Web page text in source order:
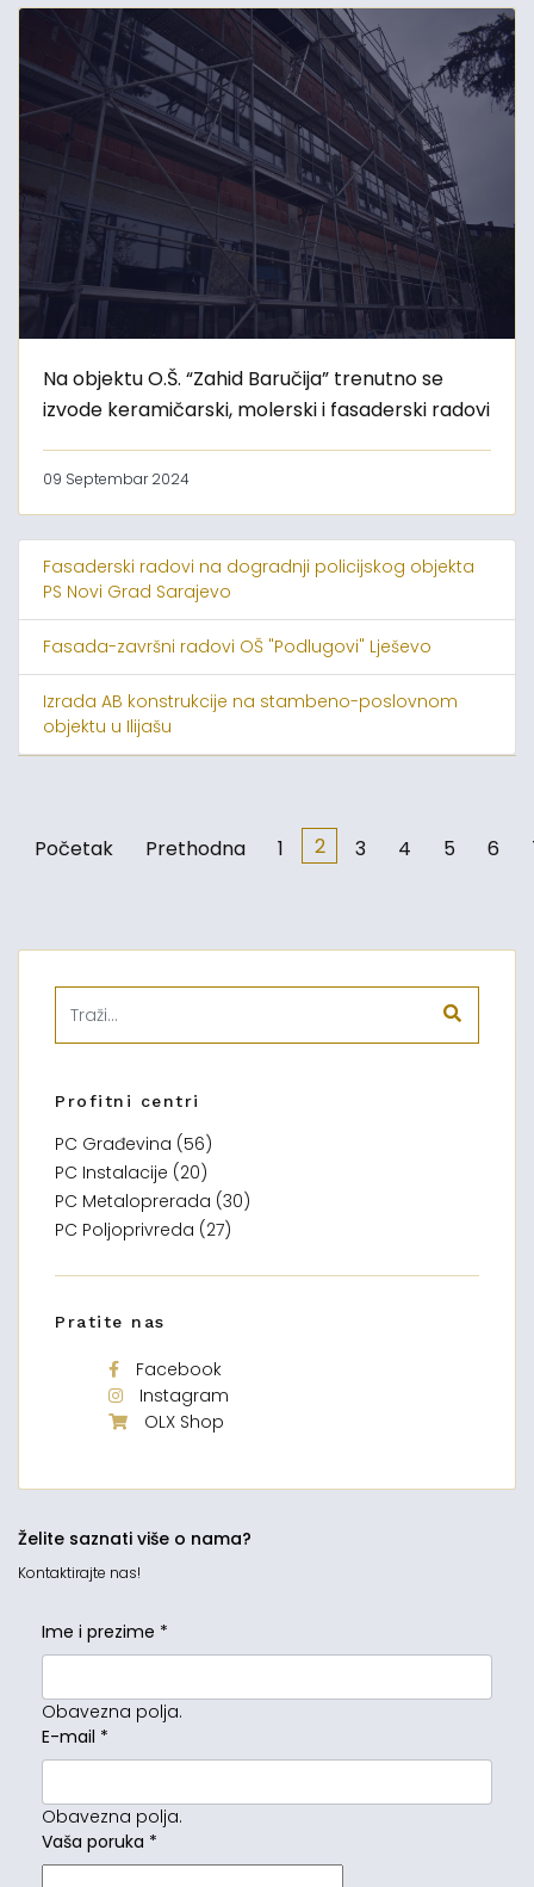
Na objektu O.Š. “Zahid Baručija” trenutno se
izvode keramičarski, molerski i fasaderski radovi
09 Septembar 2024
Fasaderski radovi na dogradnji policijskog objekta
PS Novi Grad Sarajevo
Fasada-završni radovi OŠ "Podlugovi" Lješevo
Izrada AB konstrukcije na stambeno-poslovnom
objektu u Ilijašu
Početak Prethodna 1 2 3 4 5 6
Profitni centri
PC Građevina (56)
PC Instalacije (20)
PC Metaloprerada (30)
PC Poljoprivreda (27)
Pratite nas
Facebook
Instagram
OLX Shop
Želite saznati više o nama?
Kontaktirajte nas!
Ime i prezime *
Obavezna polja.
E-mail *
Obavezna polja.
Vaša poruka *